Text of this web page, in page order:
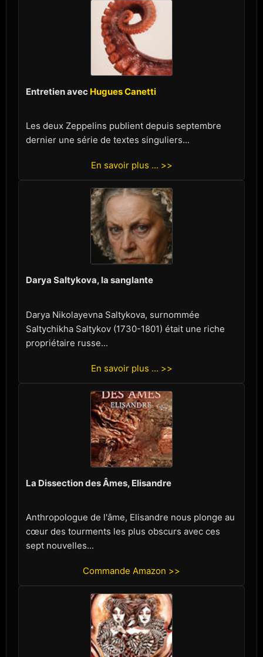
Entretien avec Hugues Canetti
Les deux Zeppelins publient depuis septembre
dernier une série de textes singuliers...
En savoir plus ... >>
Darya Saltykova, la sanglante
Darya Nikolayevna Saltykova, surnommée
Saltychikha Saltykov (1730-1801) était une riche
propriétaire russe...
En savoir plus ... >>
La Dissection des Âmes, Elisandre
Anthropologue de l'âme, Elisandre nous plonge au
cœur des tourments les plus obscurs avec ces
sept nouvelles...
Commande Amazon >>